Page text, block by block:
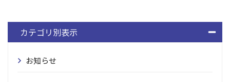
カテゴリ別表示
お知らせ